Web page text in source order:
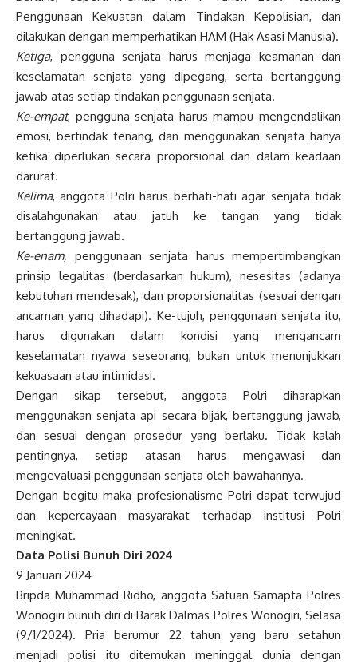
Penggunaan Kekuatan dalam Tindakan Kepolisian, dan
dilakukan dengan memperhatikan HAM (Hak Asasi Manusia).
Ketiga, pengguna senjata harus menjaga keamanan dan
keselamatan senjata yang dipegang, serta bertanggung
jawab atas setiap tindakan penggunaan senjata.
Ke-empat, pengguna senjata harus mampu mengendalikan
emosi, bertindak tenang, dan menggunakan senjata hanya
ketika diperlukan secara proporsional dan dalam keadaan
darurat.
Kelima, anggota Polri harus berhati-hati agar senjata tidak
disalahgunakan atau jatuh ke tangan yang tidak
bertanggung jawab.
Ke-enam, penggunaan senjata harus mempertimbangkan
prinsip legalitas (berdasarkan hukum), nesesitas (adanya
kebutuhan mendesak), dan proporsionalitas (sesuai dengan
ancaman yang dihadapi). Ke-tujuh, penggunaan senjata itu,
harus digunakan dalam kondisi yang mengancam
keselamatan nyawa seseorang, bukan untuk menunjukkan
kekuasaan atau intimidasi.
Dengan sikap tersebut, anggota Polri diharapkan
menggunakan senjata api secara bijak, bertanggung jawab,
dan sesuai dengan prosedur yang berlaku. Tidak kalah
pentingnya, setiap atasan harus mengawasi dan
mengevaluasi penggunaan senjata oleh bawahannya.
Dengan begitu maka profesionalisme Polri dapat terwujud
dan kepercayaan masyarakat terhadap institusi Polri
meningkat.
Data Polisi Bunuh Diri 2024
9 Januari 2024
Bripda Muhammad Ridho, anggota Satuan Samapta Polres
Wonogiri bunuh diri di Barak Dalmas Polres Wonogiri, Selasa
(9/1/2024). Pria berumur 22 tahun yang baru setahun
menjadi polisi itu ditemukan meninggal dunia dengan